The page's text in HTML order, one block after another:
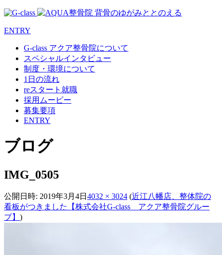
ENTRY
G-class アクア整骨院について
スペシャルインタビュー
制度・環境について
1日の流れ
reスタート就職
採用ムービー
募集要項
ENTRY
ブログ
IMG_0505
公開日時: 2019年3月4日 4032 × 3024 (近江八幡店、整体院の
看板がつきました【株式会社G-class アクア整骨院グルー
プ】 )